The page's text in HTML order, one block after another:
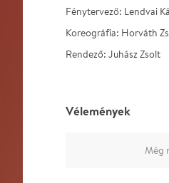
Fénytervező: Lendvai
Koreográfia: Horváth
Rendező: Juhász Zsolt
Vélemények
Még